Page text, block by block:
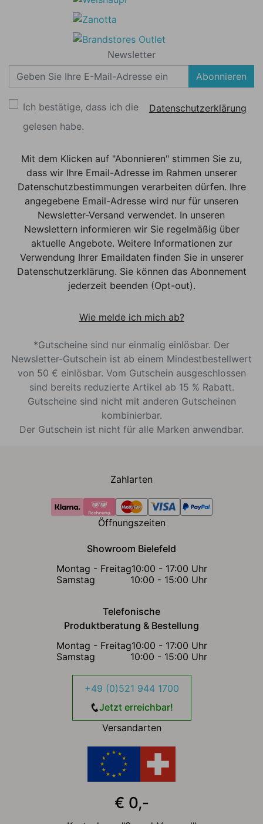
Newsletter
Abonnieren
Ich bestätige, dass ich die
Datenschutzerklärung
gelesen habe.
Mit dem Klicken auf "Abonnieren" stimmen Sie zu,
dass wir Ihre Email-Adresse im Rahmen unserer
Datenschutzbestimmungen verarbeiten dürfen. Ihre
angegebene Email-Adresse wird nur für unseren
Newsletter-Versand verwendet. In unseren
Newslettern informieren wir Sie regelmäßig über
aktuelle Angebote. Weitere Informationen zur
Verwendung Ihrer Emaildaten finden Sie in unserer
Datenschutzerklärung. Sie können das Abonnement
jederzeit beenden (Opt-out).
Wie melde ich mich ab?
*Gutscheine sind nur einmalig einlösbar. Der
Newsletter-Gutschein ist ab einem Mindestbestellwert
von 50 € einlösbar. Vom Gutschein ausgeschlossen
sind bereits reduzierte Artikel ab 15 % Rabatt.
Gutscheine sind nicht mit anderen Gutscheinen
kombinierbar.
Der Gutschein ist nicht für alle Marken anwendbar.
Zahlarten
Öffnungszeiten
Showroom Bielefeld
Montag - Freitag10:00 - 17:00 Uhr
Samstag
10:00 - 15:00 Uhr
Telefonische
Produktberatung & Bestellung
Montag - Freitag10:00 - 17:00 Uhr
Samstag
10:00 - 15:00 Uhr
+49 (0)521 944 1700
Jetzt erreichbar!
Versandarten
€ 0,-